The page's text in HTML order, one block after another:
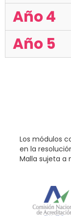
Año 4
Año 5
Los módulos
en la
Malla sujeta a